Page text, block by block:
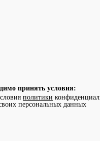
принять условия:
политики
персональных данных